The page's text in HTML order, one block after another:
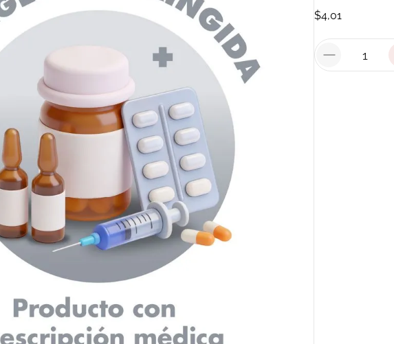
$4,01
7.
. roche posay
9. pañales
10 nivea